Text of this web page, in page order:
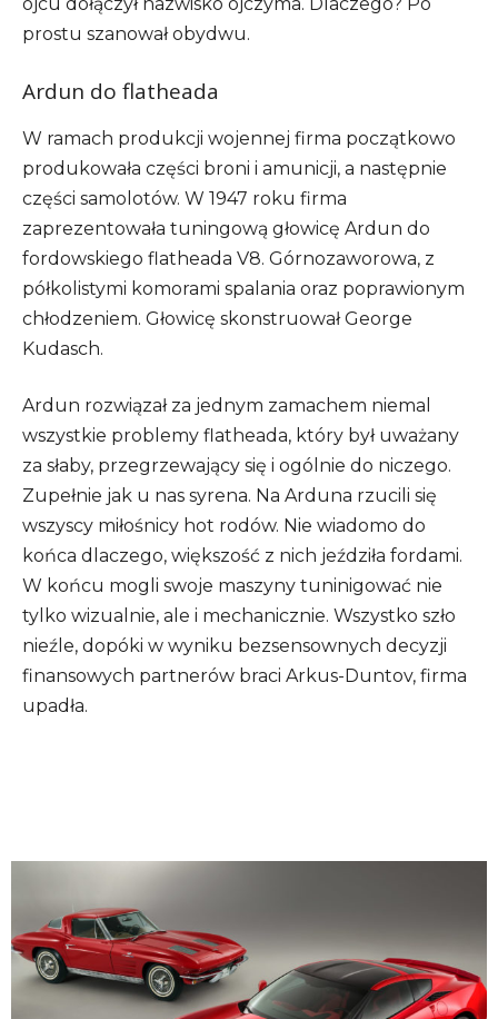
prostu szanował obydwu.
Ardun do flatheada
W ramach produkcji wojennej firma początkowo
produkowała części broni i amunicji, a następnie
części samolotów. W 1947 roku firma
zaprezentowała tuningową głowicę Ardun do
fordowskiego flatheada V8. Górnozaworowa, z
półkolistymi komorami spalania oraz poprawionym
chłodzeniem. Głowicę skonstruował George
Kudasch.
Ardun rozwiązał za jednym zamachem niemal
wszystkie problemy flatheada, który był uważany
za słaby, przegrzewający się i ogólnie do niczego.
Zupełnie jak u nas syrena. Na Arduna rzucili się
wszyscy miłośnicy hot rodów. Nie wiadomo do
końca dlaczego, większość z nich jeździła fordami.
W końcu mogli swoje maszyny tuninigować nie
tylko wizualnie, ale i mechanicznie. Wszystko szło
nieźle, dopóki w wyniku bezsensownych decyzji
finansowych partnerów braci Arkus-Duntov, firma
upadła.